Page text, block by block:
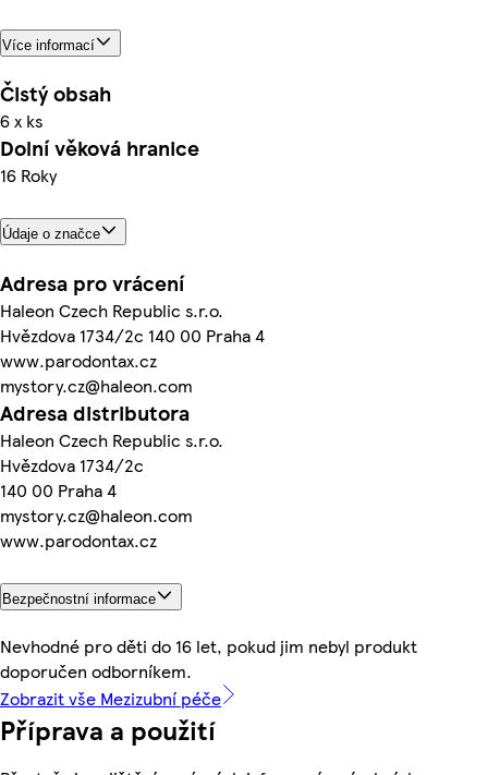
Více informací
Čistý obsah
6 x ks
Dolní věková hranice
16 Roky
Údaje o značce
Adresa pro vrácení
Haleon Czech Republic s.r.o.
Hvězdova 1734/2c 140 00 Praha 4
www.parodontax.cz
mystory.cz@haleon.com
Adresa distributora
Haleon Czech Republic s.r.o.
Hvězdova 1734/2c
140 00 Praha 4
mystory.cz@haleon.com
www.parodontax.cz
Bezpečnostní informace
Nevhodné pro děti do 16 let, pokud jim nebyl produkt
doporučen odborníkem.
Zobrazit vše Mezizubní péče
Příprava a použití